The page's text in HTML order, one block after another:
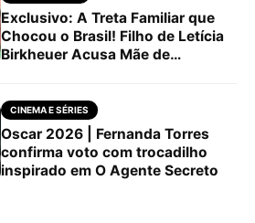
Exclusivo: A Treta Familiar que
Chocou o Brasil! Filho de Letícia
Birkheuer Acusa Mãe de
CINEMA E SÉRIES
Oscar 2026 | Fernanda Torres
confirma voto com trocadilho
inspirado em O Agente Secreto